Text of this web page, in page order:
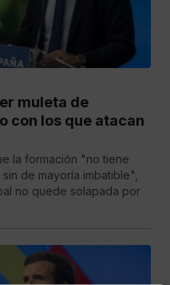
muleta de
con los que atacan
la formación "no tiene
de mayoría imbatible",
no quede solapada por